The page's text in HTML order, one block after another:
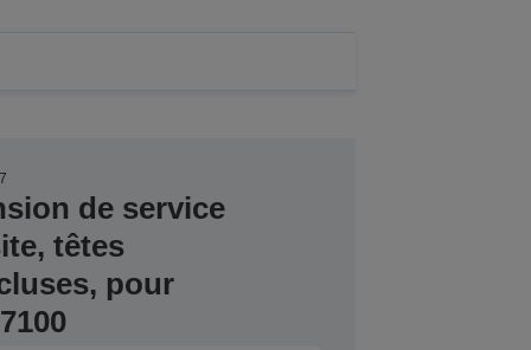
de service
têtes
pour